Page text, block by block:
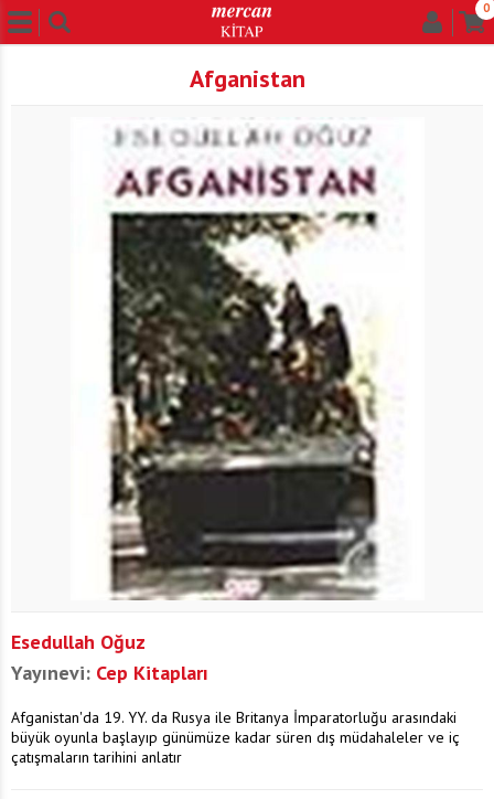
0
Afganistan
Esedullah Oğuz
Yayınevi: Cep Kitapları
Afganistan'da 19. YY. da Rusya ile Britanya İmparatorluğu arasındaki
büyük oyunla başlayıp günümüze kadar süren dış müdahaleler ve iç
çatışmaların tarihini anlatır